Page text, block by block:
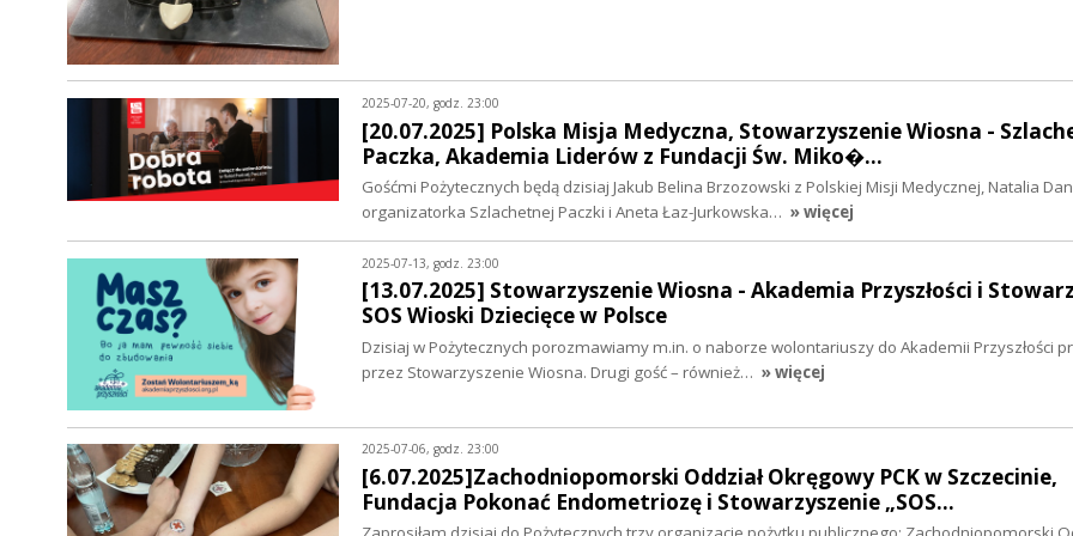
2025-07-20, godz. 23:00
[20.07.2025] Polska Misja Medyczna, Stowarzyszenie Wiosna -
Paczka, Akademia Liderów z Fundacji Św. Miko�…
Gośćmi Pożytecznych będą dzisiaj Jakub Belina Brzozowski z Polskiej Misji Medycznej, Natalia
organizatorka Szlachetnej Paczki i Aneta Łaz-Jurkowska… » więcej
2025-07-13, godz. 23:00
[13.07.2025] Stowarzyszenie Wiosna - Akademia Przyszłości i
SOS Wioski Dziecięce w Polsce
Dzisiaj w Pożytecznych porozmawiamy m.in. o naborze wolontariuszy do Akademii Przyszłości
przez Stowarzyszenie Wiosna. Drugi gość – również… » więcej
2025-07-06, godz. 23:00
[6.07.2025]Zachodniopomorski Oddział Okręgowy PCK w Szczecinie,
Fundacja Pokonać Endometriozę i Stowarzyszenie „SOS…